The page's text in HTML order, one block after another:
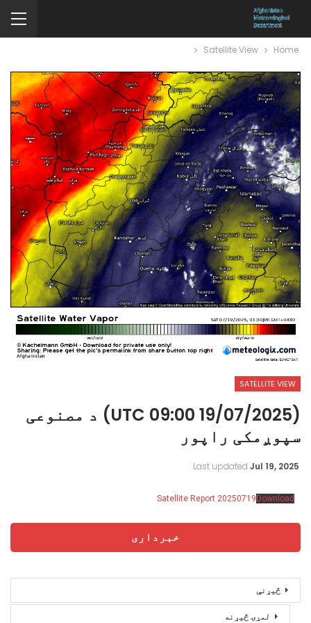
Home
Satellite View
SATELLITE VIEW
(19/07/2025 09:00 UTC) د مصنوعی
سپوږمکی راپور
Last updated Jul 19, 2025
Satellite Report 20250719 Download
خبرداری
څیړنې
لمړۍ څیړنه